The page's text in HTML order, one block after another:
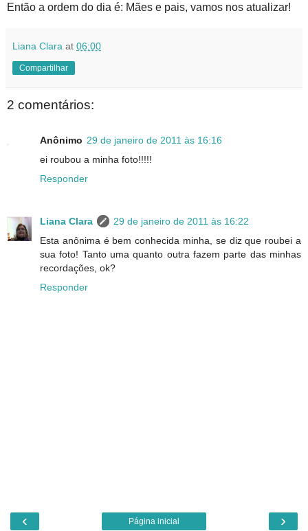
Então a ordem do dia é: Mães e pais, vamos nos atualizar!
Liana Clara at 06:00
Compartilhar
2 comentários:
Anônimo 29 de janeiro de 2011 às 16:16
ei roubou a minha foto!!!!!
Responder
Liana Clara
29 de janeiro de 2011 às 16:22
Esta anônima é bem conhecida minha, se diz que roubei a
sua foto! Tanto uma quanto outra fazem parte das minhas
recordações, ok?
Responder
‹ ›
Página inicial